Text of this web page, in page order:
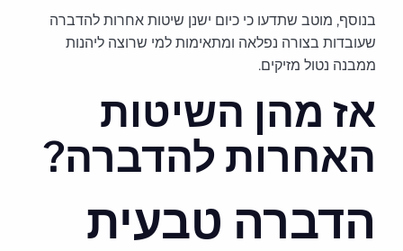
בנוסף, מוטב שתדעו כי כיום ישנן שיטות אחרות להדברה
שעובדות בצורה נפלאה ומתאימות למי שרוצה ליהנות
ממבנה נטול מזיקים.
אז מהן השיטות
האחרות להדברה?
הדברה טבעית